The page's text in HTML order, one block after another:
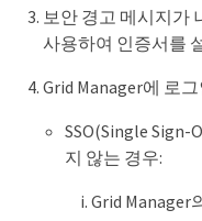
보안 경고 메시지가
사용하여 인증서를
Grid Manager에 로그
SSO(Single Sign-
지 않는 경우:
Grid Manager